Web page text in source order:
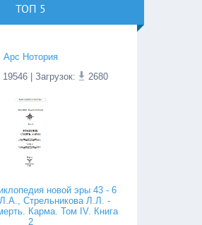
ТОП 5
Арс Нотория
19546 | Загрузок: 2680
новой эры 43 - 6
Стрельникова Л.Л. -
Карма. Том IV. Книга
2